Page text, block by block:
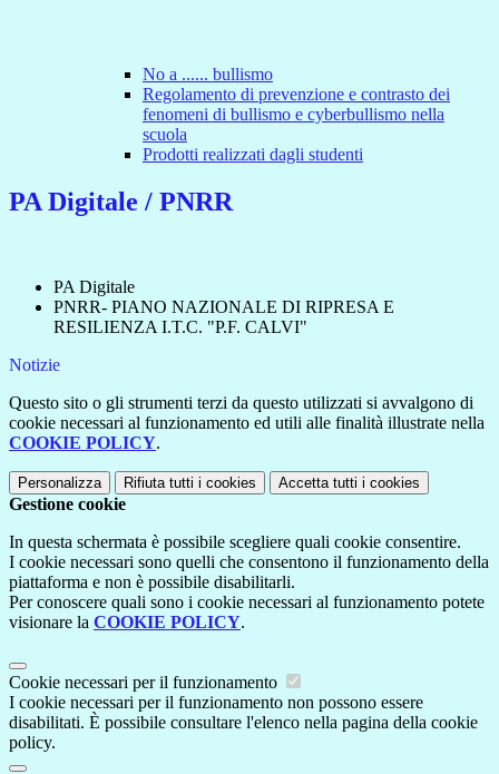
No a ...... bullismo
Regolamento di prevenzione e contrasto dei
fenomeni di bullismo e cyberbullismo nella
scuola
Prodotti realizzati dagli studenti
PA Digitale / PNRR
PA Digitale
PNRR- PIANO NAZIONALE DI RIPRESA E
RESILIENZA I.T.C. "P.F. CALVI"
Notizie
Questo sito o gli strumenti terzi da questo utilizzati si avvalgono di
cookie necessari al funzionamento ed utili alle finalità illustrate nella
COOKIE POLICY.
Personalizza Rifiuta tutti i cookies Accetta tutti i cookies
Gestione cookie
In questa schermata è possibile scegliere quali cookie consentire.
I cookie necessari sono quelli che consentono il funzionamento della
piattaforma e non è possibile disabilitarli.
Per conoscere quali sono i cookie necessari al funzionamento potete
visionare la COOKIE POLICY.
Cookie necessari per il funzionamento
I cookie necessari per il funzionamento non possono essere
disabilitati. È possibile consultare l'elenco nella pagina della cookie
policy.